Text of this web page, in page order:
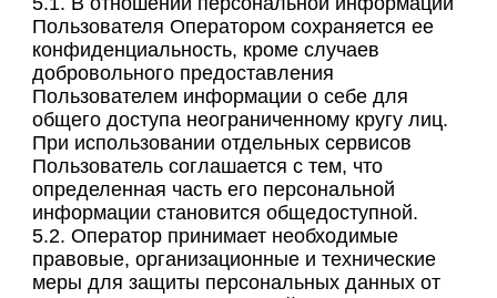
Пользователя Оператором сохраняется ее
конфиденциальность, кроме случаев
добровольного предоставления
Пользователем информации о себе для
общего доступа неограниченному кругу лиц.
При использовании отдельных сервисов
Пользователь соглашается с тем, что
определенная часть его персональной
информации становится общедоступной.
5.2. Оператор принимает необходимые
правовые, организационные и технические
меры для защиты персональных данных от